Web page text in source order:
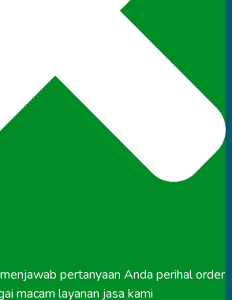
pertanyaan Anda perihal order
macam layanan jasa kami